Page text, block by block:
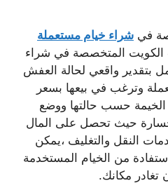
في شراء خيام مستعملة
الكويت المتخصصة في شراء
بتقدير واقعي لحالة العفش
وترغب في بيعها بسعر
حسب حالتها ووضع
حيث تحصل على المال
النقل والتغليف ،يمكن
من الخيام المستخدمة
تغادر مكانك.